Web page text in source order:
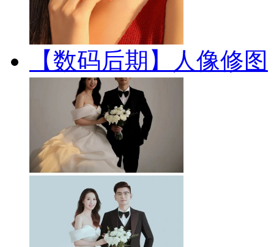
【数码后期】人像修图